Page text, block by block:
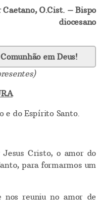
Caetano, O.Cist. –Bispo
diocesano
em Deus!
e do Espírito Santo.
Jesus Cristo, o amor do
para formarmos um
nos reuniu no amor de